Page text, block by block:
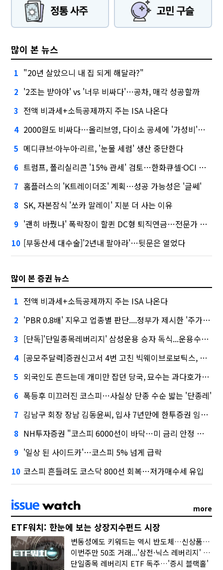
많이 본 뉴스
1 "20년 살았으니 내 집 되게 해달라?"
2 '2조는 받아야' vs '너무 비싸다'…공차, 매각 성공할까
3 전액 비과세+소득공제까지 주는 ISA 나온다
4 2000원도 비싸다…올리브영, 다이소 공세에 '가성비'로 맞불
5 메디큐브·아누아·리르, '눈물 세럼' 생산 중단한다
6 트럼프, 폴리실리콘 '15% 관세' 검토…한화큐셀·OCI 영향은?
7 홈플러스의 'K트레이더조' 계획…성공 가능성은 '글쎄'
8 SK, 자본잠식 '쏘카 말레이' 지분 더 사는 이유
9 '괜히 바꿨나' 폭락장이 할퀸 DC형 퇴직연금…전문가 조언은
10 [부동산세 대수술]'2년내 팔아라'…뒷문은 열었다
많이 본 증권 뉴스
1 전액 비과세+소득공제까지 주는 ISA 나온다
2 'PBR 0.8배' 지우고 업종별 판단....정부가 제시한 '주가 누르기' 방지법
3 [단독]'단일종목레버리지' 삼성운용 승자 독식...운용수익 미래에셋의 6배
4 [공모주달력]증권신고서 4번 고친 빅웨이브로보틱스, 수요예측
5 외국인도 흔드는데 개미만 잡던 당국, 묘수는 과다호가부담금?
6 폭등후 미끄러진 코스피…사실상 단종 수순 밟는 '단종레'
7 김남구 회장 장남 김동윤씨, 입사 7년만에 한투증권 임원 승진
8 NH투자증권 "코스피 6000선이 바닥…미 금리 안정 후 추가 회복"
9 '일상 된 사이드카'…코스피 5% 넘게 급락
10 코스피 흔들려도 코스닥 800선 회복…저가매수세 유입
more
ETF워치: 한눈에 보는 상장지수펀드 시장
변동성에도 키워드는 역시 반도체…신상품은 우주·방산
이번주만 50조 거래...'삼전·닉스 레버리지' 수익률은 -30%
단일종목 레버리지 ETF 독주…'증시 블랙홀'